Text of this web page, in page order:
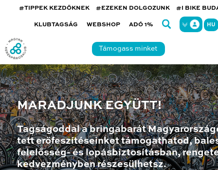
#TIPPEK KEZDŐKNEK #EZEKEN DOLGOZUNK #I BIKE
KLUBTAGSÁG WEBSHOP ADÓ 1% HU
Támogass minket
MARADJUNK EGYÜTT!
Tagságoddal a bringabarát
tett erőfeszítéseinket támogathatod,
felelősség- és lopásbiztosításban,
kedvezményben részesülhetsz.